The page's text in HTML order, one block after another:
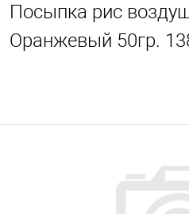
Посыпка рис
Оранжевый 50гр.